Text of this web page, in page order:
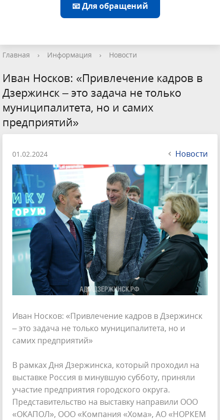
📧 Для обращений
Главная › Информация › Новости
Иван Носков: «Привлечение кадров в
Дзержинск – это задача не только
муниципалитета, но и самих
предприятий»
01.02.2024 Новости
Иван Носков: «Привлечение кадров в Дзержинск
– это задача не только муниципалитета, но и
самих предприятий»
В рамках Дня Дзержинска, который проходил на
выставке Россия в минувшую субботу, приняли
участие предприятия городского округа.
Представительство на выставку направили ООО
«ОКАПОЛ», ООО «Компания «Хома», АО «НОРКЕМ